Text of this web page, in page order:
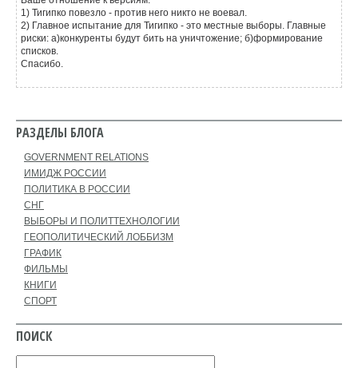
1) Тигипко повезло - против него никто не воевал.
2) Главное испытание для Тигипко - это местные выборы. Главные
риски: а)конкуренты будут бить на уничтожение; б)формирование
списков.
Спасибо.
РАЗДЕЛЫ БЛОГА
GOVERNMENT RELATIONS
ИМИДЖ РОССИИ
ПОЛИТИКА В РОССИИ
СНГ
ВЫБОРЫ И ПОЛИТТЕХНОЛОГИИ
ГЕОПОЛИТИЧЕСКИЙ ЛОББИЗМ
ГРАФИК
ФИЛЬМЫ
КНИГИ
СПОРТ
ПОИСК